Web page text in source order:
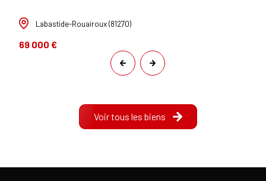
Labastide-Rouairoux (81270)
69 000 €
Voir tous les biens